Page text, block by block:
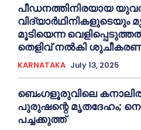
പീഡനത്തിനിരയായ
വിദ്യാർഥിനികളുടെയും
മൂടിയെന്ന
തെളിവ് നൽകി
KARNATAKA July 13, 2025
ബെംഗളൂരുവിലെ
പുരുഷന്റെ മൃതദേഹം;
പച്ചക്കുത്ത്